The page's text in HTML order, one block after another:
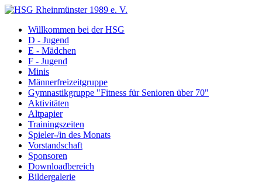
Willkommen bei der HSG
D - Jugend
E - Mädchen
F - Jugend
Minis
Männerfreizeitgruppe
Gymnastikgruppe "Fitness für Senioren über 70"
Aktivitäten
Altpapier
Trainingszeiten
Spieler-/in des Monats
Vorstandschaft
Sponsoren
Downloadbereich
Bildergalerie